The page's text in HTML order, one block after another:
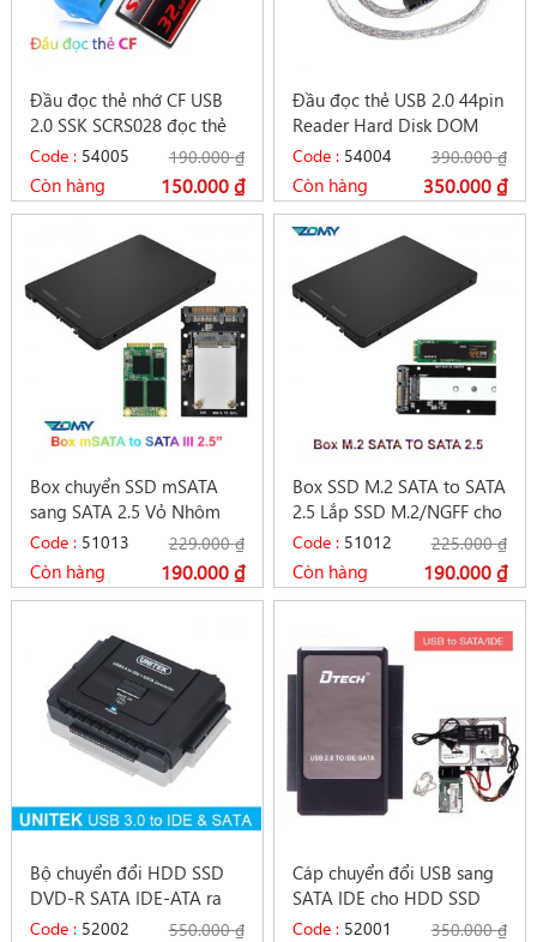
Đầu đọc thẻ nhớ CF USB
2.0 SSK SCRS028 đọc thẻ
CF máy ảnh Camera190.000₫
150.000₫
Code : 54005
Còn hàng
Đầu đọc thẻ USB 2.0 44pin
Reader Hard Disk DOM
EDC thiết bị COMBO390.000₫
350.000₫
Code : 54004
Còn hàng
Box chuyển SSD mSATA
sang SATA 2.5 Vỏ Nhôm
cho máy tính PC Laptop
229.000₫
190.000₫
Code : 51013
Còn hàng
Box SSD M.2 SATA to SATA
2.5 Lắp SSD M.2/NGFF cho
PC, Laptop
225.000₫
190.000₫
Code : 51012
Còn hàng
Bộ chuyển đổi HDD SSD
DVD-R SATA IDE-ATA ra
USB 3.0 Unitek Y-3322
550.000₫
Code : 52002
Cáp chuyển đổi USB sang
SATA IDE cho HDD SSD
DVD Dtech DT-8003A350.000₫
Code : 52001